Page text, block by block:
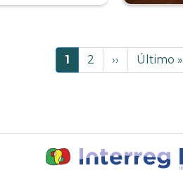
Página
atual
1 Página
2
Próxima
página
››
Última
página
Último »